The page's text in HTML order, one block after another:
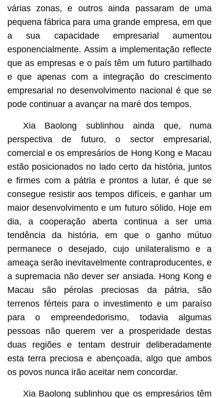
várias zonas, e outros ainda passaram de uma
pequena fábrica para uma grande empresa, em que
a sua capacidade empresarial aumentou
esponencialmente. Assim a implementação reflecte
que as empresas e o país têm um futuro partilhado
e que apenas com a integração do crescimento
empresarial no desenvolvimento nacional é que se
pode continuar a avançar na maré dos tempos.
Xia Baolong sublinhou ainda que, numa
perspectiva de futuro, o sector empresarial,
comercial e os empresários de Hong Kong e Macau
estão posicionados no lado certo da história, juntos
e firmes com a pátria e prontos a lutar, é que se
consegue resistir aos tempos difíceis, e ganhar um
maior desenvolvimento e um futuro sólido. Hoje em
dia, a cooperação aberta continua a ser uma
tendência da história, em que o ganho mútuo
permanece o desejado, cujo unilateralismo e a
ameaça serão inevitavelmente contraproducentes, e
a supremacia não dever ser ansiada. Hong Kong e
Macau são pérolas preciosas da pátria, são
terrenos férteis para o investimento e um paraíso
para o empreendedorismo, todavia algumas
pessoas não querem ver a prosperidade destas
duas regiões e tentam destruir deliberadamente
esta terra preciosa e abençoada, algo que ambos
os povos nunca irão aceitar nem concordar.
Xia Baolong sublinhou que os empresários têm